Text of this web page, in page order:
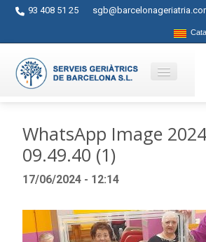
93 408 51 25
Servicios
Actividades
Centros
Ayudas
WhatsApp Image
09.49.40 (1)
17/06/2024 - 12:14